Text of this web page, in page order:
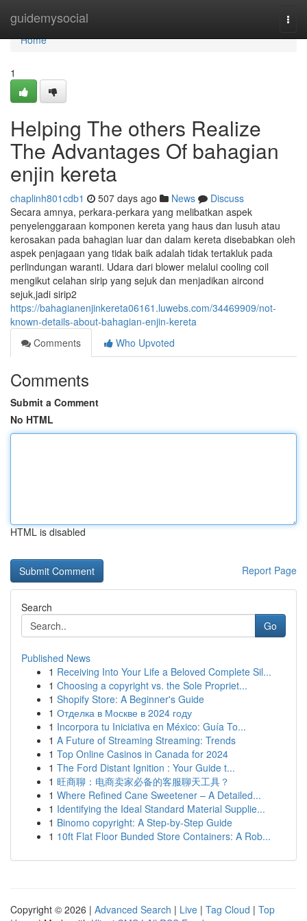
guidemysocial
Home
Home
1
Helping The others Realize
The Advantages Of bahagian
enjin kereta
chaplinh801cdb1 507 days ago News
Discuss
Secara amnya, perkara-perkara yang melibatkan aspek
penyelenggaraan komponen kereta yang haus dan lusuh atau
kerosakan pada bahagian luar dan dalam kereta disebabkan oleh
aspek penjagaan yang tidak baik adalah tidak tertakluk pada
perlindungan waranti. Udara dari blower melalui cooling coil
mengikut celahan sirip yang sejuk dan menjadikan aircond
sejuk,jadi sirip2
https://bahagianenjinkereta06161.luwebs.com/34469909/not-
known-details-about-bahagian-enjin-kereta
Comments
Who Upvoted
Comments
Submit a Comment
No HTML
HTML is disabled
Report Page
Search
Go
Published News
1 Receiving Into Your Life a Beloved Complete Sil...
1 Choosing a copyright vs. the Sole Propriet...
1 Shopify Store: A Beginner's Guide
1 Отделка в Москве в 2024 году
1 Incorpora tu Iniciativa en México: Guía To...
1 A Future of Streaming Streaming: Trends
1 Top Online Casinos in Canada for 2024
1 The Ford Distant Ignition : Your Guide t...
1 旺商聊：电商卖家必备的客服聊天工具？
1 Where Refined Cane Sweetener – A Detailed...
1 Identifying the Ideal Standard Material Supplie...
1 Binomo copyright: A Step-by-Step Guide
1 10ft Flat Floor Bunded Store Containers: A Rob...
Copyright © 2026 | Advanced Search | Live | Tag Cloud | Top